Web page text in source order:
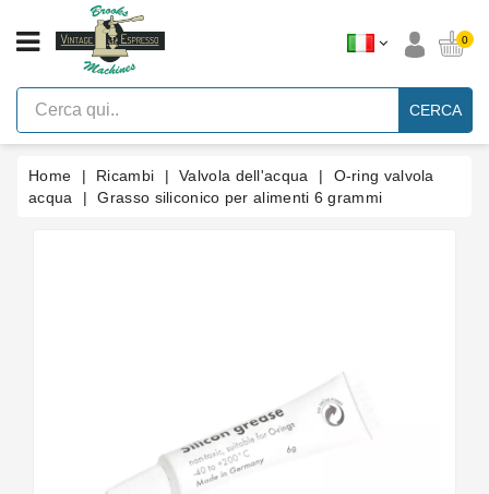
CATEGORIA
Macchine
Per
Caffè
Espresso
Leva
0
CERCA
Home Ricambi Valvola dell'acqua
O-ring valvola
acqua
Grasso siliconico per alimenti 6 grammi